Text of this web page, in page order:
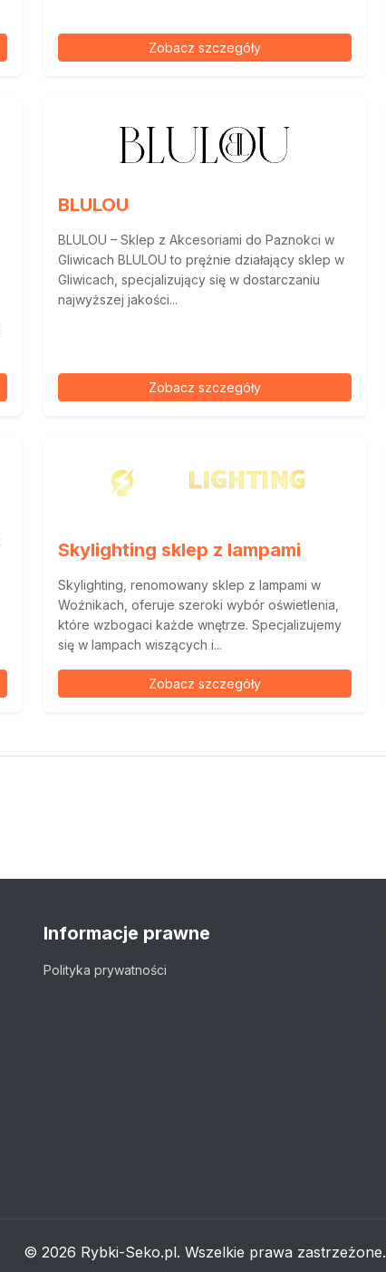
Zobacz szczegóły
BLULOU
BLULOU – Sklep z Akcesoriami do Paznokci w
Gliwicach BLULOU to prężnie działający sklep w
Gliwicach, specjalizujący się w dostarczaniu
najwyższej jakości...
Zobacz szczegóły
Skylighting sklep z lampami
Skylighting, renomowany sklep z lampami w
Woźnikach, oferuje szeroki wybór oświetlenia,
które wzbogaci każde wnętrze. Specjalizujemy
się w lampach wiszących i...
Zobacz szczegóły
Informacje prawne
Polityka prywatności
© 2026 Rybki-Seko.pl. Wszelkie prawa zastrzeżone.